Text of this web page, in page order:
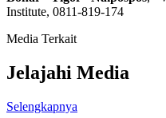
Institute, 0811-819-174
Media Terkait
Jelajahi Media
Selengkapnya